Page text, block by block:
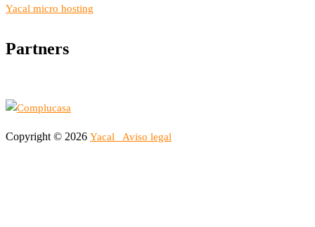
Yacal micro hosting
Partners
Copyright © 2026 Yacal Aviso legal